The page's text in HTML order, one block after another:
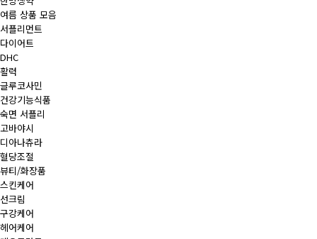
여름 상품 모음
서플리먼트
다이어트
DHC
활력
글루코사민
건강기능식품
숙면 서플리
고바야시
디아나츄라
혈당조절
뷰티/화장품
스킨케어
선크림
구강케어
헤어케어